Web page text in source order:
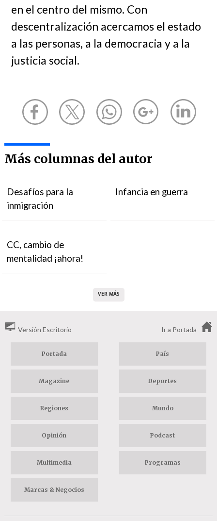
en el centro del mismo. Con
descentralización acercamos el estado
a las personas, a la democracia y a la
justicia social.
Más columnas del autor
Desafíos para la
inmigración
Infancia en guerra
CC, cambio de
mentalidad ¡ahora!
VER MÁS
Versión Escritorio Ir a Portada
Portada País
Magazine Deportes
Regiones Mundo
Opinión Podcast
Multimedia Programas
Marcas & Negocios